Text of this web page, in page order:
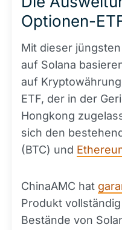
Optionen-
Mit dieser
auf Solana
auf
ETF, der in der
Hongkong
sich den
(BTC) und
ChinaAMC hat
Produkt
Bestände von